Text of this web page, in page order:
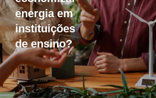
energia em
instituições
de ensino?